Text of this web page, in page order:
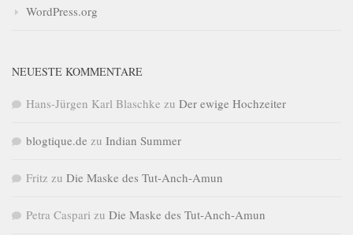
WordPress.org
NEUESTE KOMMENTARE
Hans-Jürgen Karl Blaschke zu Der ewige Hochzeiter
blogtique.de zu Indian Summer
Fritz zu Die Maske des Tut-Anch-Amun
Petra Caspari zu Die Maske des Tut-Anch-Amun